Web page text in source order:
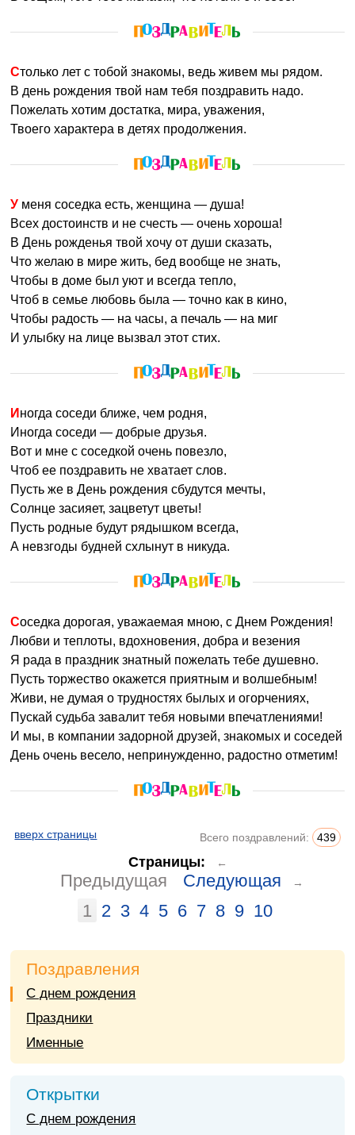
Столько лет с тобой знакомы, ведь живем мы рядом.
В день рождения твой нам тебя поздравить надо.
Пожелать хотим достатка, мира, уважения,
Твоего характера в детях продолжения.
У меня соседка есть, женщина — душа!
Всех достоинств и не счесть — очень хороша!
В День рожденья твой хочу от души сказать,
Что желаю в мире жить, бед вообще не знать,
Чтобы в доме был уют и всегда тепло,
Чтоб в семье любовь была — точно как в кино,
Чтобы радость — на часы, а печаль — на миг
И улыбку на лице вызвал этот стих.
Иногда соседи ближе, чем родня,
Иногда соседи — добрые друзья.
Вот и мне с соседкой очень повезло,
Чтоб ее поздравить не хватает слов.
Пусть же в День рождения сбудутся мечты,
Солнце засияет, зацветут цветы!
Пусть родные будут рядышком всегда,
А невзгоды будней схлынут в никуда.
Соседка дорогая, уважаемая мною, с Днем Рождения!
Любви и теплоты, вдохновения, добра и везения
Я рада в праздник знатный пожелать тебе душевно.
Пусть торжество окажется приятным и волшебным!
Живи, не думая о трудностях былых и огорчениях,
Пускай судьба завалит тебя новыми впечатлениями!
И мы, в компании задорной друзей, знакомых и соседей
День очень весело, непринужденно, радостно отметим!
вверх страницы Всего поздравлений: 439
Страницы: ←
Предыдущая Следующая →
1 2 3 4 5 6 7 8 9 10
Поздравления
С днем рождения
Праздники
Именные
Открытки
С днем рождения